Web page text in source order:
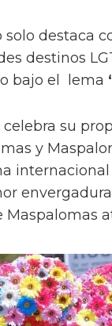
solo destaca
destinos
bajo el lema
su
y